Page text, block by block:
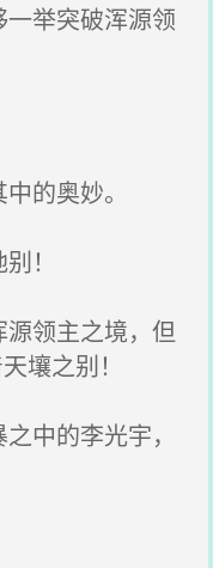
举突破浑源领
的奥妙。
！
领主之境，但
壤之别！
中的李光宇，